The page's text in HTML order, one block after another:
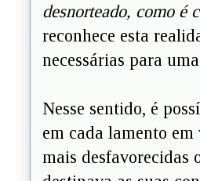
desnorteado, como é
reconhece esta
necessárias para
Nesse sentido, é
em cada lamento em
mais desfavorecidas